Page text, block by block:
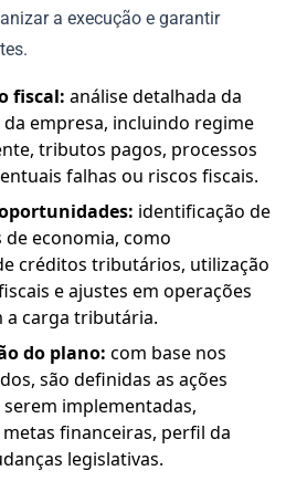
a execução e garantir
fiscal: análise detalhada da
empresa, incluindo regime
tributos pagos, processos
falhas ou riscos fiscais.
identificação de
economia, como
créditos tributários, utilização
e ajustes em operações
a carga tributária.
do plano: com base nos
são definidas as ações
implementadas,
financeiras, perfil da
legislativas.